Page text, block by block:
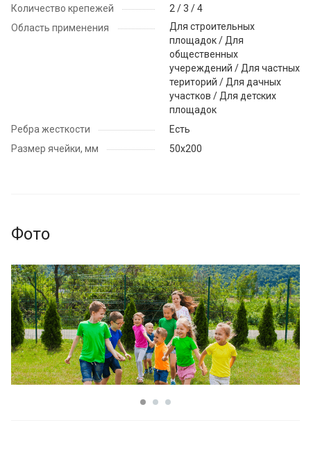
Количество крепежей
2 / 3 / 4
Область применения
Для строительных
площадок / Для
общественных
учереждений / Для частных
територий / Для дачных
участков / Для детских
площадок
Ребра жесткости
Есть
Размер ячейки, мм
50x200
Фото